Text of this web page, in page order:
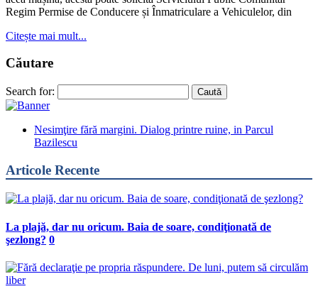
Regim Permise de Conducere și Înmatriculare a Vehiculelor, din
Citește mai mult...
Căutare
Search for:
Nesimţire fără margini. Dialog printre ruine, in Parcul
Bazilescu
Articole Recente
La plajă, dar nu oricum. Baia de soare, condiţionată de
şezlong? 0